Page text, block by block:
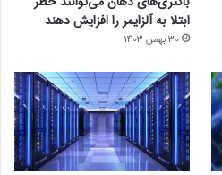
ابتلا به آلزایمر را افزایش دهند
30 بهمن 1403